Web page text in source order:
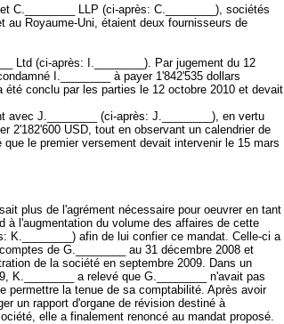
C.________ LLP (ci-après: C.________), sociétés
au Royaume-Uni, étaient deux fournisseurs de
Ltd (ci-après: I.________). Par jugement du 12
I.________ à payer 1'842'535 dollars
conclu par les parties le 12 octobre 2010 et devait
avec J.________ (ci-après: J.________), en vertu
2'182'600 USD, tout en observant un calendrier de
le premier versement devait intervenir le 15 mars
plus de l'agrément nécessaire pour oeuvrer en tant
à l'augmentation du volume des affaires de cette
K.________) afin de lui confier ce mandat. Celle-ci a
de G.________ au 31 décembre 2008 et
de la société en septembre 2009. Dans un
K.________ a relevé que G.________ n'avait pas
permettre la tenue de sa comptabilité. Après avoir
un rapport d'organe de révision destiné à
elle a finalement renoncé au mandat proposé.